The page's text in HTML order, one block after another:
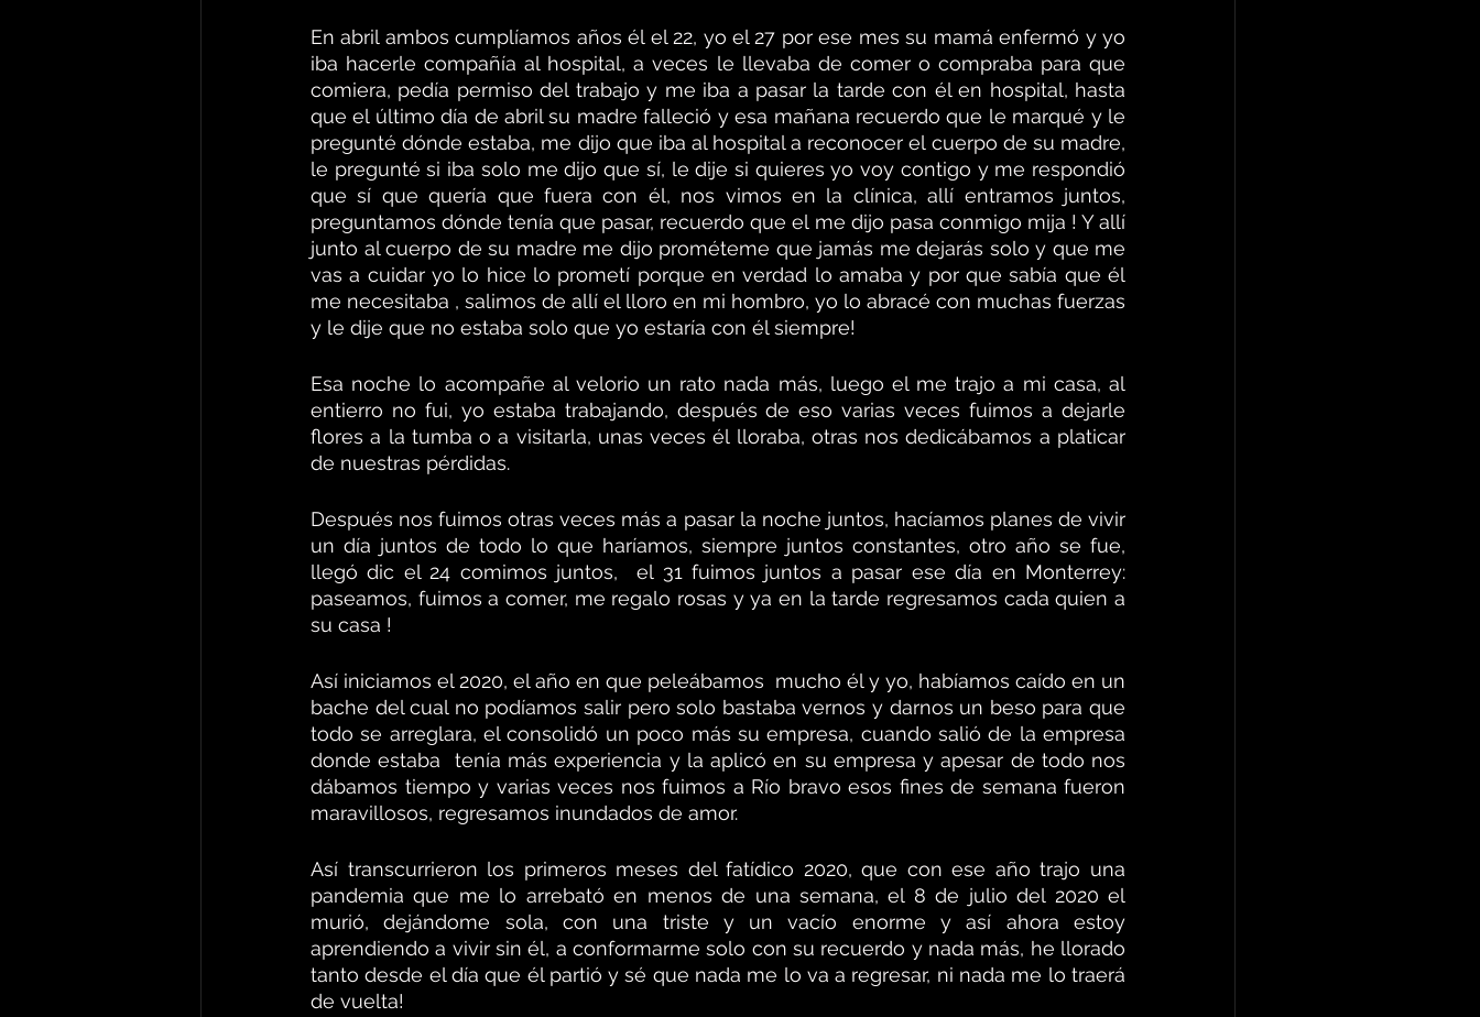
En abril ambos cumplíamos años él el 22, yo el 27 por ese mes su mamá enfermó y yo
iba hacerle compañía al hospital, a veces le llevaba de comer o compraba para que
comiera, pedía permiso del trabajo y me iba a pasar la tarde con él en hospital, hasta
que el último día de abril su madre falleció y esa mañana recuerdo que le marqué y le
pregunté dónde estaba, me dijo que iba al hospital a reconocer el cuerpo de su madre,
le pregunté si iba solo me dijo que sí, le dije si quieres yo voy contigo y me respondió
que sí que quería que fuera con él, nos vimos en la clínica, allí entramos juntos,
preguntamos dónde tenía que pasar, recuerdo que el me dijo pasa conmigo mija ! Y allí
junto al cuerpo de su madre me dijo prométeme que jamás me dejarás solo y que me
vas a cuidar yo lo hice lo prometí porque en verdad lo amaba y por que sabía que él
me necesitaba , salimos de allí el lloro en mi hombro, yo lo abracé con muchas fuerzas
y le dije que no estaba solo que yo estaría con él siempre!
Esa noche lo acompañe al velorio un rato nada más, luego el me trajo a mi casa, al
entierro no fui, yo estaba trabajando, después de eso varias veces fuimos a dejarle
flores a la tumba o a visitarla, unas veces él lloraba, otras nos dedicábamos a platicar
de nuestras pérdidas.
Después nos fuimos otras veces más a pasar la noche juntos, hacíamos planes de vivir
un día juntos de todo lo que haríamos, siempre juntos constantes, otro año se fue,
llegó dic el 24 comimos juntos,  el 31 fuimos juntos a pasar ese día en Monterrey:
paseamos, fuimos a comer, me regalo rosas y ya en la tarde regresamos cada quien a
su casa !
Así iniciamos el 2020, el año en que peleábamos  mucho él y yo, habíamos caído en un
bache del cual no podíamos salir pero solo bastaba vernos y darnos un beso para que
todo se arreglara, el consolidó un poco más su empresa, cuando salió de la empresa
donde estaba  tenía más experiencia y la aplicó en su empresa y apesar de todo nos
dábamos tiempo y varias veces nos fuimos a Río bravo esos fines de semana fueron
maravillosos, regresamos inundados de amor.
Así transcurrieron los primeros meses del fatídico 2020, que con ese año trajo una
pandemia que me lo arrebató en menos de una semana, el 8 de julio del 2020 el
murió, dejándome sola, con una triste y un vacío enorme y así ahora estoy
aprendiendo a vivir sin él, a conformarme solo con su recuerdo y nada más, he llorado
tanto desde el día que él partió y sé que nada me lo va a regresar, ni nada me lo traerá
de vuelta!